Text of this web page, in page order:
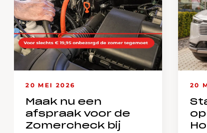
20 MEI 2026
Maak nu een
afspraak voor de
Zomercheck bij
20